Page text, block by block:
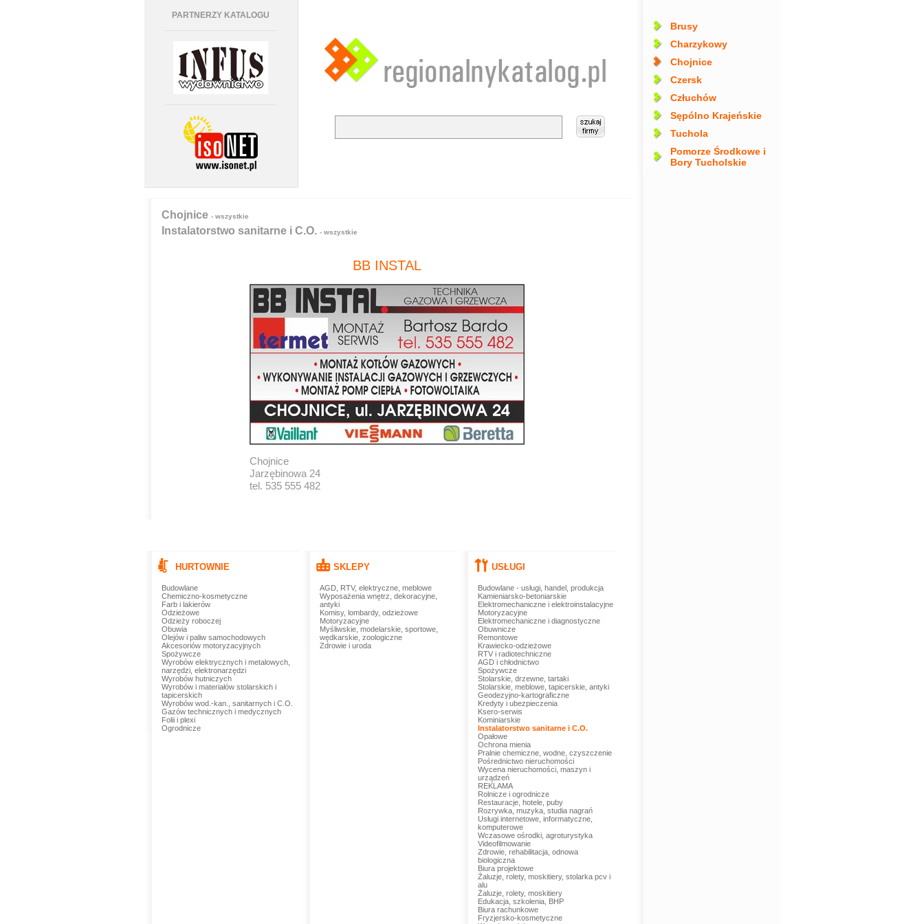
Brusy
Charzykowy
Chojnice
Czersk
Człuchów
Sępólno Krajeńskie
Tuchola
Pomorze Środkowe i
Bory Tucholskie
PARTNERZY KATALOGU
Chojnice - wszystkie
Instalatorstwo sanitarne i C.O. - wszystkie
BB INSTAL
Chojnice
Jarzębinowa 24
tel. 535 555 482
HURTOWNIE
Budowlane
Chemiczno-kosmetyczne
Farb i lakierów
Odzieżowe
Odzieży roboczej
Obuwia
Olejów i paliw samochodowych
Akcesoriów motoryzacyjnych
Spożywcze
Wyrobów elektrycznych i metalowych,
narzędzi, elektronarzędzi
Wyrobów hutniczych
Wyrobów i materiałów stolarskich i
tapicerskich
Wyrobów wod.-kan., sanitarnych i C.O.
Gazów technicznych i medycznych
Folii i plexi
Ogrodnicze
SKLEPY
AGD, RTV, elektryczne, meblowe
Wyposażenia wnętrz, dekoracyjne,
antyki
Komisy, lombardy, odzieżowe
Motoryzacyjne
Myśliwskie, modelarskie, sportowe,
wędkarskie, zoologiczne
Zdrowie i uroda
USŁUGI
Budowlane - usługi, handel, produkcja
Kamieniarsko-betoniarskie
Elektromechaniczne i elektroinstalacyjne
Motoryzacyjne
Elektromechaniczne i diagnostyczne
Obuwnicze
Remontowe
Krawiecko-odzieżowe
RTV i radiotechniczne
AGD i chłodnictwo
Spożywcze
Stolarskie, drzewne, tartaki
Stolarskie, meblowe, tapicerskie, antyki
Geodezyjno-kartograficzne
Kredyty i ubezpieczenia
Ksero-serwis
Kominiarskie
Instalatorstwo sanitarne i C.O.
Opałowe
Ochrona mienia
Pralnie chemiczne, wodne, czyszczenie
Pośrednictwo nieruchomości
Wycena nieruchomości, maszyn i
urządzeń
REKLAMA
Rolnicze i ogrodnicze
Restauracje, hotele, puby
Rozrywka, muzyka, studia nagrań
Usługi internetowe, informatyczne,
komputerowe
Wczasowe ośrodki, agroturystyka
Videofilmowanie
Zdrowie, rehabilitacja, odnowa
biologiczna
Biura projektowe
Żaluzje, rolety, moskitiery, stolarka pcv i
alu
Żaluzje, rolety, moskitiery
Edukacja, szkolenia, BHP
Biura rachunkowe
Fryzjersko-kosmetyczne